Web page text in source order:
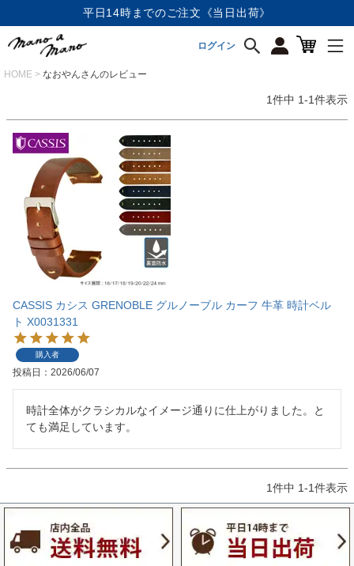
平日14時までのご注文《当日出荷》
ログイン
HOME なおやんさんのレビュー
1件中 1-1件表示
CASSIS カシス GRENOBLE グルノーブル カーフ 牛革 時計ベル
ト X0031331
購入者
投稿日 2026/06/07
時計全体がクラシカルなイメージ通りに仕上がりました。と
ても満足しています。
1件中 1-1件表示